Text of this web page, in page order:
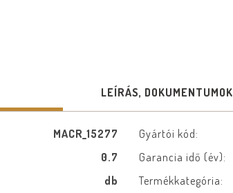
LEÍRÁS, DOKUMENTUMOK
MACR_15277 Gyártói kód:
0.7 Garancia idő (év):
db Termékkategória: